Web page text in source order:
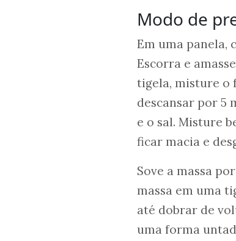
Modo de
Em uma panela,
Escorra e
tigela, misture o
descansar por 5
e o sal. Misture
ficar macia e
Sove a massa
massa em uma
até dobrar de
uma forma